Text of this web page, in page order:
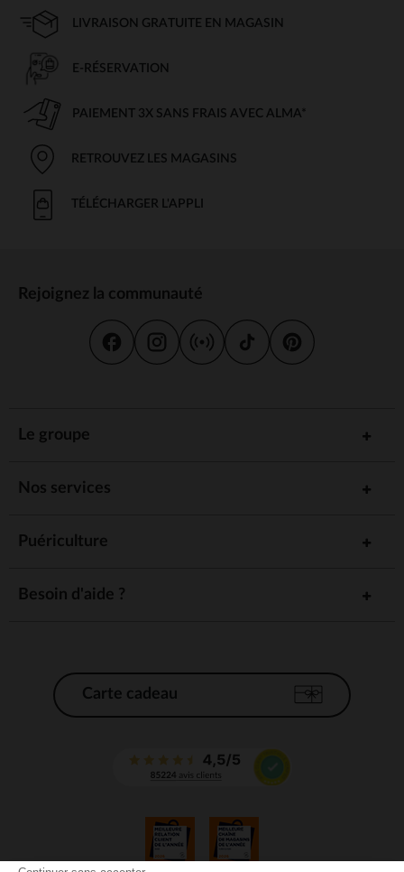
LIVRAISON GRATUITE EN MAGASIN
E-RÉSERVATION
PAIEMENT 3X SANS FRAIS AVEC ALMA*
RETROUVEZ LES MAGASINS
TÉLÉCHARGER L'APPLI
Rejoignez la communauté
Le groupe
Nos services
Puériculture
Besoin d'aide ?
Carte cadeau